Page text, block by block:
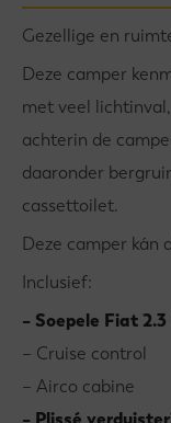
Gezellige en
Deze camper
met veel
achterin de
daaronder
cassettoilet.
Deze camper kán
Inclusief:
– Soepele Fiat
– Cruise control
– Airco cabine